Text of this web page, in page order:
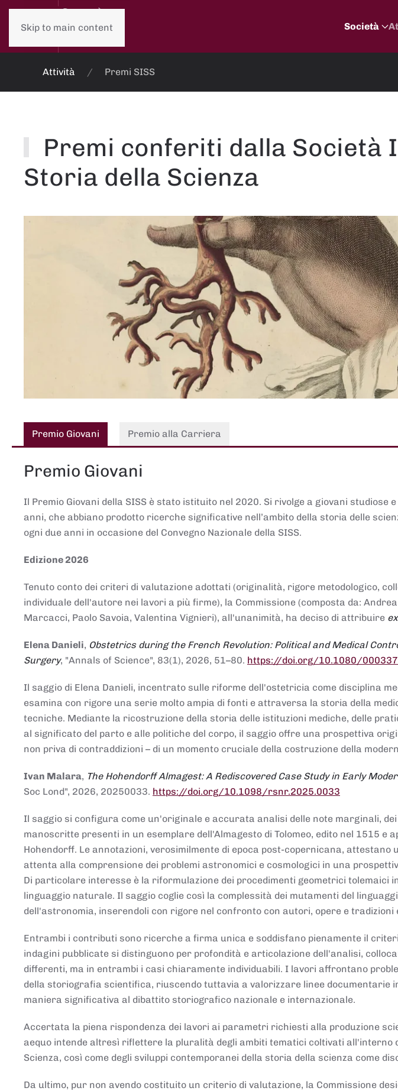
Skip to main content Società
Attività Premi SISS
Premi conferiti dalla Società
Storia della Scienza
Premio Giovani Premio alla Carriera
Premio Giovani
Il Premio Giovani della SISS è stato istituito nel 2020. Si rivolge a giovani studiose
anni, che abbiano prodotto ricerche significative nell’ambito della storia delle
ogni due anni in occasione del Convegno Nazionale della SISS.
Edizione 2026
Tenuto conto dei criteri di valutazione adottati (originalità, rigore metodologico,
individuale dell'autore nei lavori a più firme), la Commissione (composta da:
Marcacci, Paolo Savoia, Valentina Vignieri), all'unanimità, ha deciso di attribuire
Elena Danieli, Obstetrics during the French Revolution: Political and Medical
Surgery, "Annals of Science", 83(1), 2026, 51–80. https://doi.org/10.1080/
Il saggio di Elena Danieli, incentrato sulle riforme dell'ostetricia come disciplina
esamina con rigore una serie molto ampia di fonti e attraversa la storia della
tecniche. Mediante la ricostruzione della storia delle istituzioni mediche, delle
al significato del parto e alle politiche del corpo, il saggio offre una prospettiva
non priva di contraddizioni – di un momento cruciale della costruzione della
Ivan Malara, The Hohendorff Almagest: A Rediscovered Case Study in Early
Soc Lond", 2026, 20250033. https://doi.org/10.1098/rsnr.2025.0033
Il saggio si configura come un'originale e accurata analisi delle note marginali,
manoscritte presenti in un esemplare dell'Almagesto di Tolomeo, edito nel 1515 e
Hohendorff. Le annotazioni, verosimilmente di epoca post-copernicana,
attenta alla comprensione dei problemi astronomici e cosmologici in una
Di particolare interesse è la riformulazione dei procedimenti geometrici tolemaici
linguaggio naturale. Il saggio coglie così la complessità dei mutamenti del
dell'astronomia, inserendoli con rigore nel confronto con autori, opere e tradizioni
Entrambi i contributi sono ricerche a firma unica e soddisfano pienamente il
indagini pubblicate si distinguono per profondità e articolazione dell'analisi,
differenti, ma in entrambi i casi chiaramente individuabili. I lavori affrontano
della storiografia scientifica, riuscendo tuttavia a valorizzare linee documentarie
maniera significativa al dibattito storiografico nazionale e internazionale.
Accertata la piena rispondenza dei lavori ai parametri richiesti alla produzione
aequo intende altresì riflettere la pluralità degli ambiti tematici coltivati all'interno
Scienza, così come degli sviluppi contemporanei della storia della scienza come
Da ultimo, pur non avendo costituito un criterio di valutazione, la Commissione